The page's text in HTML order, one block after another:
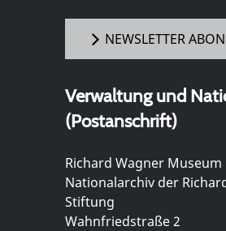
NEWSLETTER
Verwaltung und
(Postanschrift)
Richard Wagner
Nationalarchiv der
Stiftung
Wahnfriedstraße 2